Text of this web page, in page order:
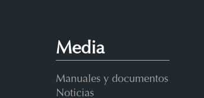
Media
Manuales y documentos
Noticias